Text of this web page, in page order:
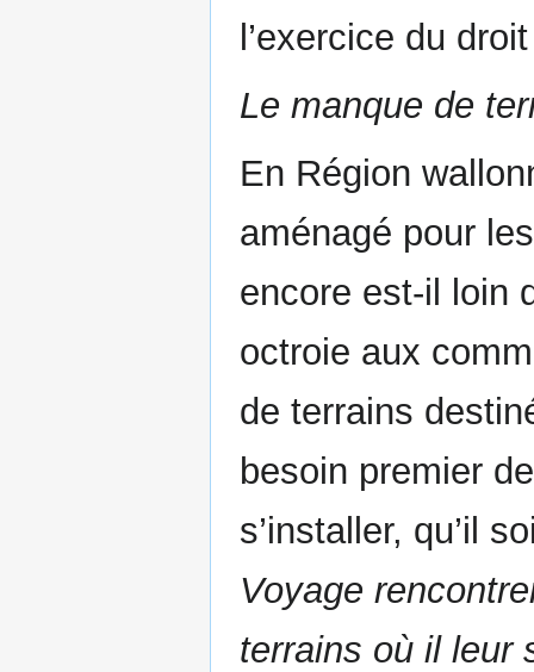
l’exercice du
Le manque de
En Région
aménagé pour
encore est-il loin
octroie aux
de terrains
besoin premier
s’installer, qu’il
Voyage
terrains où il leur